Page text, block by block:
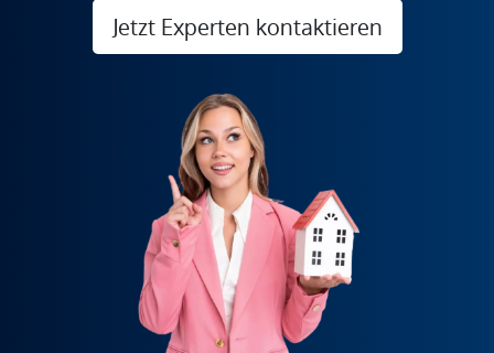
Jetzt Experten kontaktieren